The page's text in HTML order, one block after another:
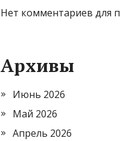
Нет комментариев для
Архивы
Июнь 2026
Май 2026
Апрель 2026